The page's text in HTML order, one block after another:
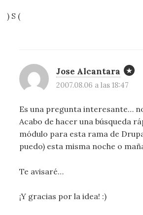
) S (
Jose Alcantara
2007.08.06 a las 18:47
Es una pregunta interesante…
Acabo de hacer una búsqueda
módulo para esta rama de
puedo) esta misma noche o
Te avisaré…
¡Y gracias por la idea! :)